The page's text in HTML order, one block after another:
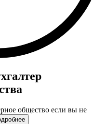
общество если вы не